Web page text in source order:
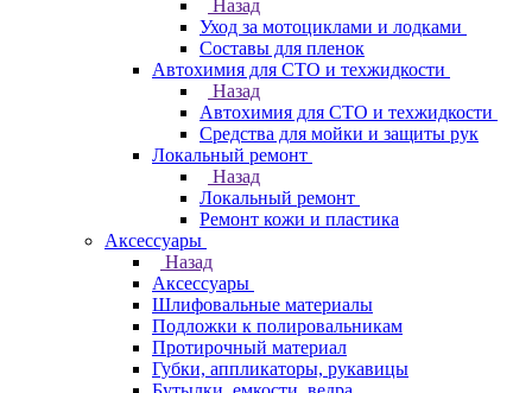
Назад
Уход за мотоциклами и лодками
Составы для пленок
Автохимия для СТО и техжидкости
Назад
Автохимия для СТО и техжидкости
Средства для мойки и защиты рук
Локальный ремонт
Назад
Локальный ремонт
Ремонт кожи и пластика
Аксессуары
Назад
Аксессуары
Шлифовальные материалы
Подложки к полировальникам
Протирочный материал
Губки, аппликаторы, рукавицы